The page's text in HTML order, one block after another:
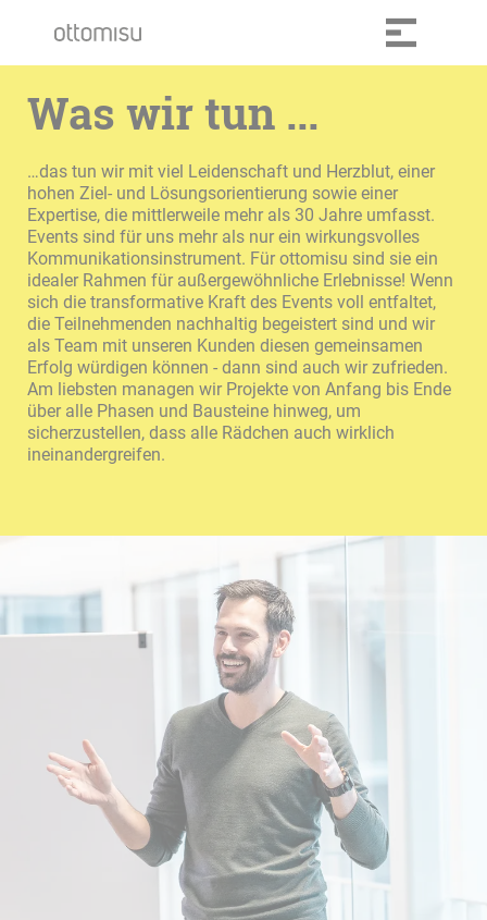
Was wir tun ...
…das tun wir mit viel Leidenschaft und Herzblut, einer
hohen Ziel- und Lösungsorientierung sowie einer
Expertise, die mittlerweile mehr als 30 Jahre umfasst.
Events sind für uns mehr als nur ein wirkungsvolles
Kommunikationsinstrument. Für ottomisu sind sie ein
idealer Rahmen für außergewöhnliche Erlebnisse! Wenn
sich die transformative Kraft des Events voll entfaltet,
die Teilnehmenden nachhaltig begeistert sind und wir
als Team mit unseren Kunden diesen gemeinsamen
Erfolg würdigen können - dann sind auch wir zufrieden.
Am liebsten managen wir Projekte von Anfang bis Ende
über alle Phasen und Bausteine hinweg, um
sicherzustellen, dass alle Rädchen auch wirklich
ineinandergreifen.